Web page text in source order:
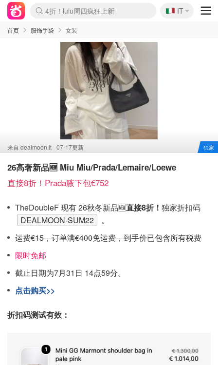
Boticinal 夏促开抢！
4折！lulu周四疯狂上新
速领！Stanley独家85折
Zalando 奥莱闪促！每日更新
🇮🇹
IT
首页 服饰手袋 女装
来自 dealmoon.it 07-17更新 独家
26高奢新品🆕 Miu Miu/Prada/Lemaire/Loewe
直接8折！Prada腋下包€752
TheDoubleF 现有 26秋冬新品🆕直接8折！ 独家折扣码
DEALMOON-SUM22
。
运费€15，订单满€400免运费，到手价已包含所有税费
限时免邮
截止日期为7月31日 14点59分。
点击购买>>
折扣码测试有效：